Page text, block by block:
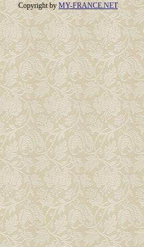
Copyright by MY-FRANCE.NET